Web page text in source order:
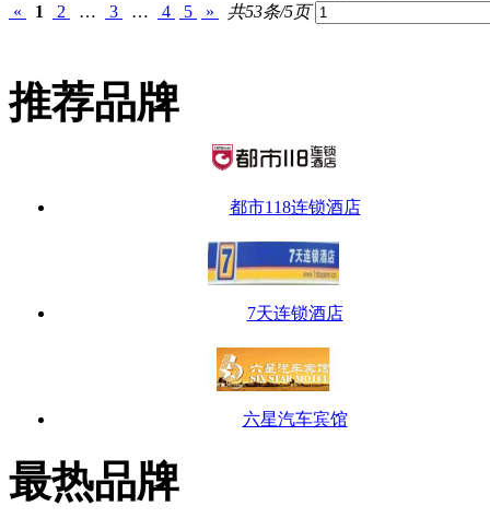
«
1 2 … 3 … 4 5 » 共53条/5页
推荐品牌
都市118连锁酒店
7天连锁酒店
六星汽车宾馆
最热品牌